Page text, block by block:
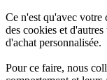
Ce n'est qu'avec votre
des cookies et
d'achat personnalisée.
Pour ce faire, nous